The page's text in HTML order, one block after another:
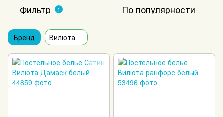
Фильтр 1 По популярности
Бренд Вилюта